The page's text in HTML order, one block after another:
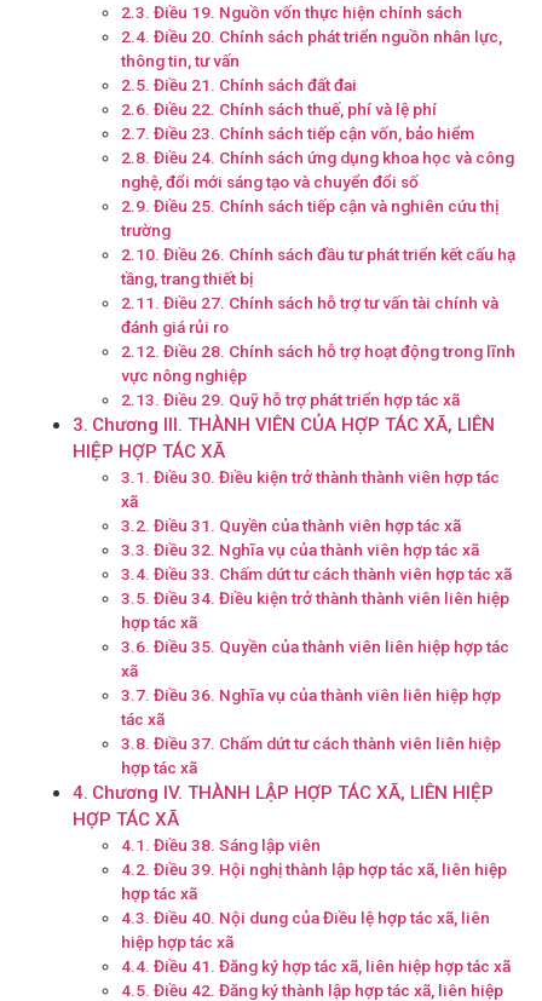
Điều 19. Nguồn vốn thực hiện chính sách
Điều 20. Chính sách phát triển nguồn nhân lực,
thông tin, tư vấn
Điều 21. Chính sách đất đai
Điều 22. Chính sách thuế, phí và lệ phí
Điều 23. Chính sách tiếp cận vốn, bảo hiểm
Điều 24. Chính sách ứng dụng khoa học và công
nghệ, đổi mới sáng tạo và chuyển đổi số
Điều 25. Chính sách tiếp cận và nghiên cứu thị
trường
Điều 26. Chính sách đầu tư phát triển kết cấu hạ
tầng, trang thiết bị
Điều 27. Chính sách hỗ trợ tư vấn tài chính và
đánh giá rủi ro
Điều 28. Chính sách hỗ trợ hoạt động trong lĩnh
vực nông nghiệp
Điều 29. Quỹ hỗ trợ phát triển hợp tác xã
Chương III. THÀNH VIÊN CỦA HỢP TÁC XÃ, LIÊN
HIỆP HỢP TÁC XÃ
Điều 30. Điều kiện trở thành thành viên hợp tác
xã
Điều 31. Quyền của thành viên hợp tác xã
Điều 32. Nghĩa vụ của thành viên hợp tác xã
Điều 33. Chấm dứt tư cách thành viên hợp tác xã
Điều 34. Điều kiện trở thành thành viên liên hiệp
hợp tác xã
Điều 35. Quyền của thành viên liên hiệp hợp tác
xã
Điều 36. Nghĩa vụ của thành viên liên hiệp hợp
tác xã
Điều 37. Chấm dứt tư cách thành viên liên hiệp
hợp tác xã
Chương IV. THÀNH LẬP HỢP TÁC XÃ, LIÊN HIỆP
HỢP TÁC XÃ
Điều 38. Sáng lập viên
Điều 39. Hội nghị thành lập hợp tác xã, liên hiệp
hợp tác xã
Điều 40. Nội dung của Điều lệ hợp tác xã, liên
hiệp hợp tác xã
Điều 41. Đăng ký hợp tác xã, liên hiệp hợp tác xã
Điều 42. Đăng ký thành lập hợp tác xã, liên hiệp